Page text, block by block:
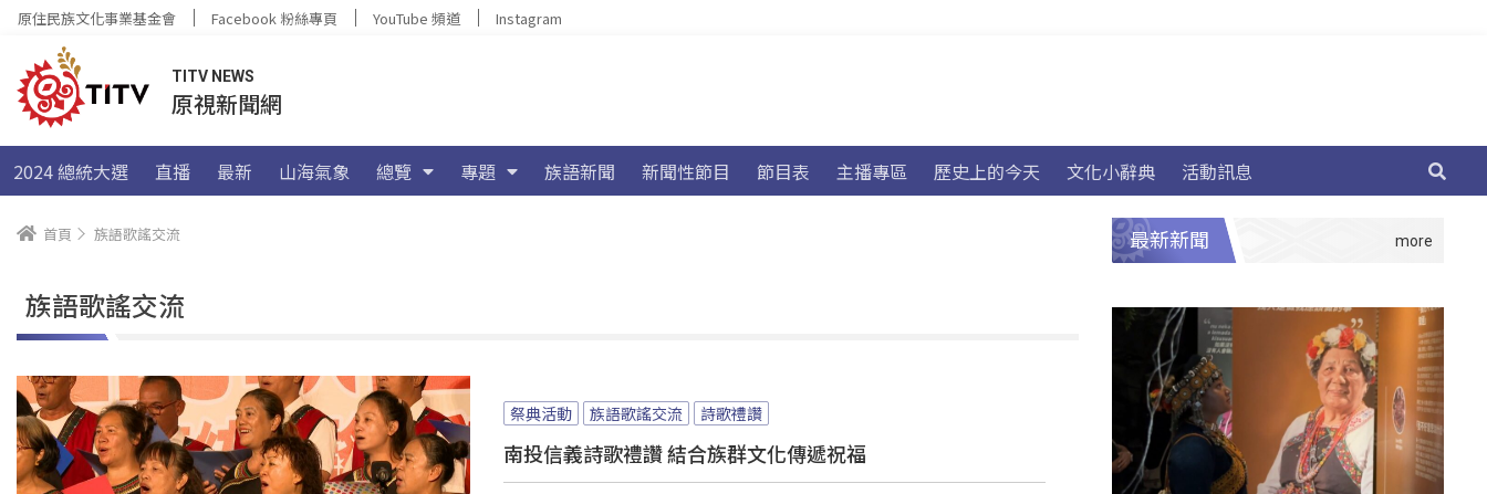
原住民族文化事業基金會 Facebook 粉絲專頁 YouTube 頻道 Instagram
TITV NEWS
原視新聞網
2024 總統大選 直播 最新 山海氣象 總覽 專題 族語新聞 新聞性節目 節目表 主播專區 歷史上的今天 文化小辭典 活動訊息
首頁 族語歌謠交流
族語歌謠交流
祭典活動 族語歌謠交流 詩歌禮讚
南投信義詩歌禮讚 結合族群文化傳遞祝福
最新新聞